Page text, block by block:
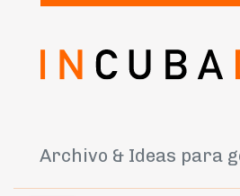
Archivo & Ideas para